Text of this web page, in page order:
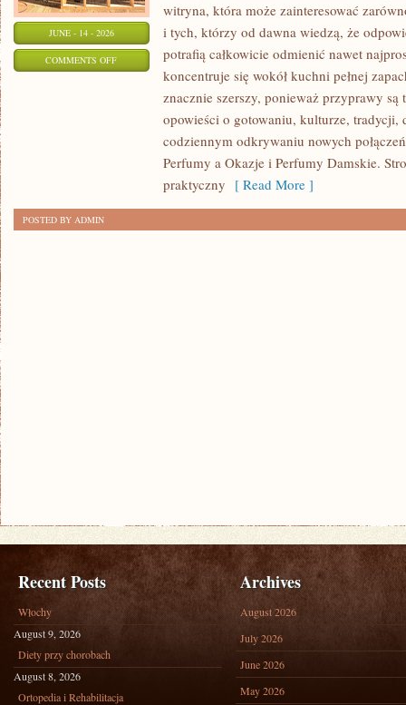
JUNE - 14 - 2026
COMMENTS OFFON
witryna, która może zainteresować
i tych, którzy od dawna wiedzą, że
potrafią całkowicie odmienić nawet
koncentruje się wokół kuchni pełnej
znacznie szerszy, ponieważ przyprawy
opowieści o gotowaniu, kulturze, tradycji,
codziennym odkrywaniu nowych
Perfumy a Okazje i Perfumy Damskie.
praktyczny [ Read More ]
POSTED BY ADMIN
Recent Posts
Włochy
August 9, 2026
Diety przy chorobach
August 8, 2026
Ortopedia i Rehabilitacja
Archives
August 2026
July 2026
June 2026
May 2026